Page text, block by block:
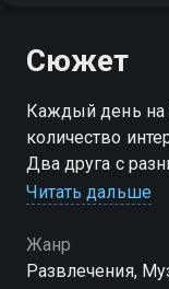
Сюжет
Каждый день на
количество
Два друга с
вам эти
Читать дальше
Жанр
Развлечения,